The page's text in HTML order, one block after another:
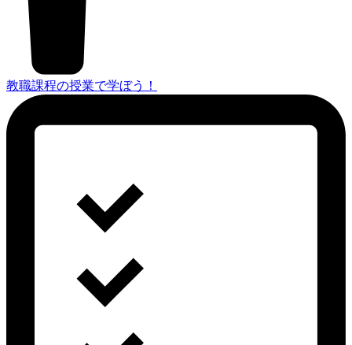
教職課程の授業で学ぼう！